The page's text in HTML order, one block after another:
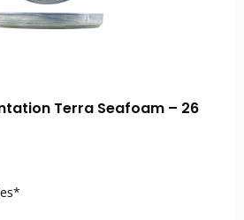
Terra Seafoam – 26